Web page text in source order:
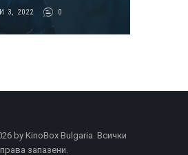
3, 2022 0
by KinoBox Bulgaria. Всички
права запазени.